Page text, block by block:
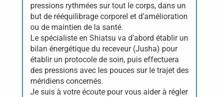
pressions rythmées sur tout le corps, dans un
but de rééquilibrage corporel et d’amélioration
ou de maintien de la santé.
Le spécialiste en Shiatsu va d’abord établir un
bilan énergétique du receveur (Jusha) pour
établir un protocole de soin, puis effectuera
des pressions avec les pouces sur le trajet des
méridiens concernés.
Je suis à votre écoute pour vous aider à régler